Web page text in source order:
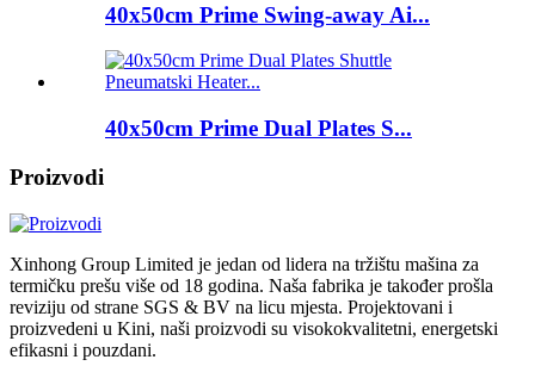
40x50cm Prime Swing-away Ai...
40x50cm Prime Dual Plates S...
Proizvodi
Xinhong Group Limited je jedan od lidera na tržištu mašina za
termičku prešu više od 18 godina. Naša fabrika je također prošla
reviziju od strane SGS & BV na licu mjesta. Projektovani i
proizvedeni u Kini, naši proizvodi su visokokvalitetni, energetski
efikasni i pouzdani.